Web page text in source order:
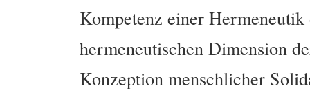
Kompetenz einer
hermeneutischen Dimension
Konzeption menschlicher